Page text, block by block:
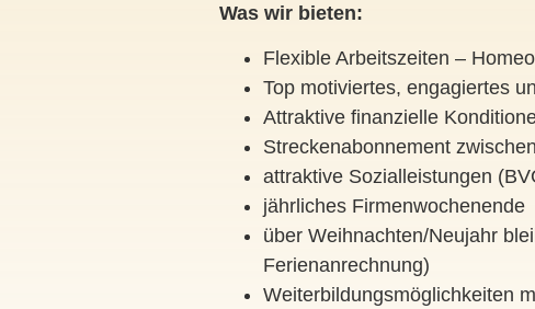
Was wir bieten:
Flexible Arbeitszeiten –
Top motiviertes, engagiertes
Attraktive finanzielle
Streckenabonnement
attraktive Sozialleistungen
jährliches Firmenwochenende
über Weihnachten/Neujahr
Ferienanrechnung)
Weiterbildungsmöglichkeiten